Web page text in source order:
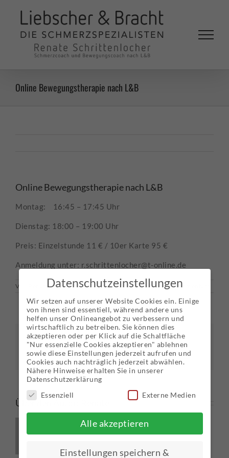
Inhalt
springen
Online Bewegungstherapie nach L&B
Online Bewegungstherapie nach L&B
Montag: 16:45 – 17:45 Uhr
Dienstag: 18:00 – 19:00 Uhr
Preis: Einzelstunde 11 € / 10er Karte 95 €
Anmeldung unter: r.schrittenlocher@t-online.de
Von Renate | Januar 13th, 2021 | Uncategorized | 0 Kommentare
Share This Story, Choose Your Platform!
Facebook
X RedditLinkedInWhatsApp
TumblrPinterest
Vk
Über den Autor:
Datenschutzeinstellungen
Wir setzen auf unserer Website Cookies ein. Einige
von ihnen sind essentiell, während andere uns
helfen unser Onlineangebot zu verbessern und
wirtschaftlich zu betreiben. Sie können dies
akzeptieren oder per Klick auf die Schaltfläche
"Nur essenzielle Cookies akzeptieren" ablehnen
sowie diese Einstellungen jederzeit aufrufen und
Cookies auch nachträglich jederzeit abwählen.
Nähere Hinweise erhalten Sie in unserer
Datenschutzerklärung
Essenziell
Externe Medien
Alle akzeptieren
Einstellungen speichern &